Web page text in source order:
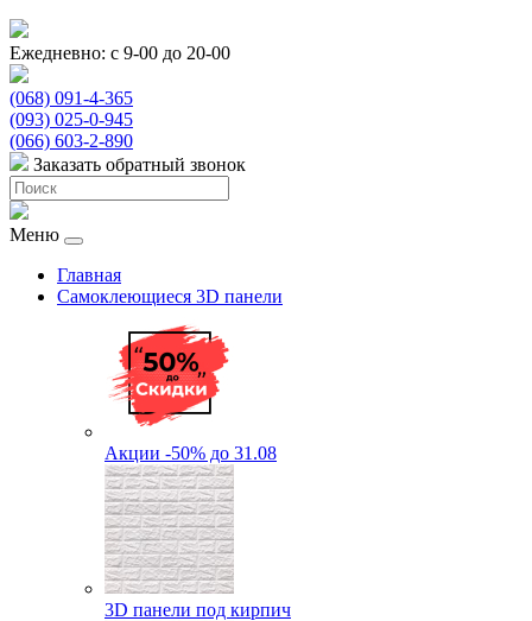
Ежедневно: с 9-00 до 20-00
(068) 091-4-365
(093) 025-0-945
(066) 603-2-890
Заказать обратный звонок
Меню
Главная
Самоклеющиеся 3D панели
Акции -50% до 31.08
3D панели под кирпич